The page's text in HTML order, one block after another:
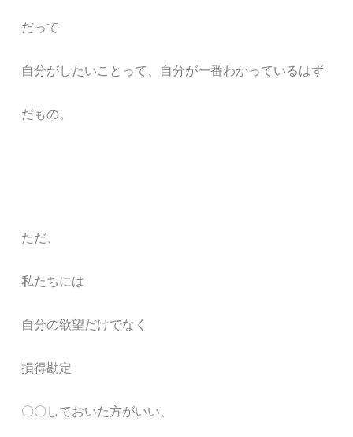
だって
自分がしたいことって、自分が一番わかっているはず
だもの。
ただ、
私たちには
自分の欲望だけでなく
損得勘定
〇〇しておいた方がいい、